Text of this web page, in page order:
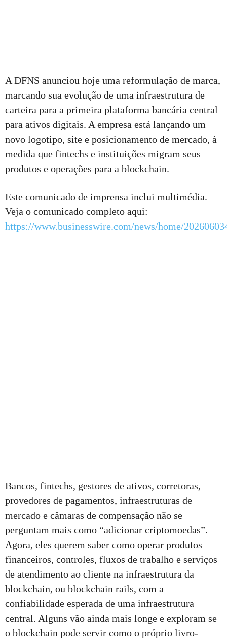
A DFNS anunciou hoje uma reformulação de marca,
marcando sua evolução de uma infraestrutura de
carteira para a primeira plataforma bancária central
para ativos digitais. A empresa está lançando um
novo logotipo, site e posicionamento de mercado, à
medida que fintechs e instituições migram seus
produtos e operações para a blockchain.
Este comunicado de imprensa inclui multimédia.
Veja o comunicado completo aqui:
https://www.businesswire.com/news/home/
Bancos, fintechs, gestores de ativos, corretoras,
provedores de pagamentos, infraestruturas de
mercado e câmaras de compensação não se
perguntam mais como “adicionar criptomoedas”.
Agora, eles querem saber como operar produtos
financeiros, controles, fluxos de trabalho e serviços
de atendimento ao cliente na infraestrutura da
blockchain, ou blockchain rails, com a
confiabilidade esperada de uma infraestrutura
central. Alguns vão ainda mais longe e exploram se
o blockchain pode servir como o próprio livro-